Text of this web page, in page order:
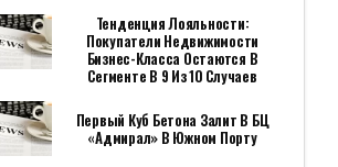
Тенденция Лояльности:
Покупатели Недвижимости
Бизнес-Класса Остаются В
Сегменте В 9 Из 10 Случаев
Первый Куб Бетона Залит В БЦ
«Адмирал» В Южном Порту